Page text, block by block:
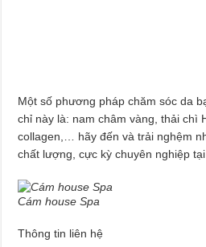
Một số phương pháp chăm sóc da
chỉ này là: nam châm vàng, thải chì
collagen,… hãy đến và trải nghệm
chất lượng, cực kỳ chuyên nghiệp tại
Cám house Spa
Thông tin liên hệ